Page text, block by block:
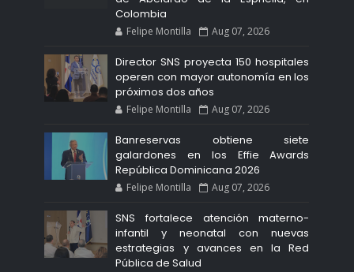
Colombia
Felipe Montilla Aug 07, 2026
Director SNS proyecta 150 hospitales
operen con mayor autonomía en los
próximos dos años
Felipe Montilla Aug 07, 2026
Banreservas obtiene siete
galardones en los Effie Awards
República Dominicana 2026
Felipe Montilla Aug 07, 2026
SNS fortalece atención materno-
infantil y neonatal con nuevas
estrategias y avances en la Red
Pública de Salud